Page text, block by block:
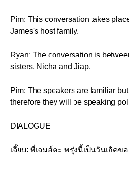
Pim: This conversation takes
James's host family.
Ryan: The conversation is
sisters, Nicha and Jiap.
Pim: The speakers are familiar
therefore they will be speaking
DIALOGUE
เจี๊ยบ: พี่เจมส์คะ พรุ่งนี้เป็นวันเกิดข